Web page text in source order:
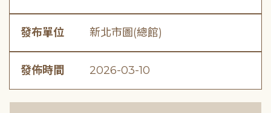
發布單位 新北市圖(總館)
發佈時間 2026-03-10